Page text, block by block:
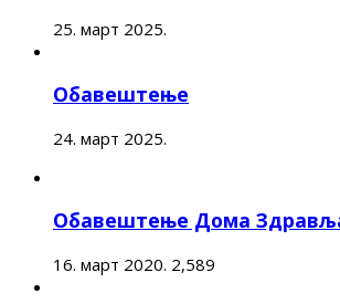
25. март 2025.
Обавештење
24. март 2025.
Обавештење Дома
16. март 2020. 2,589